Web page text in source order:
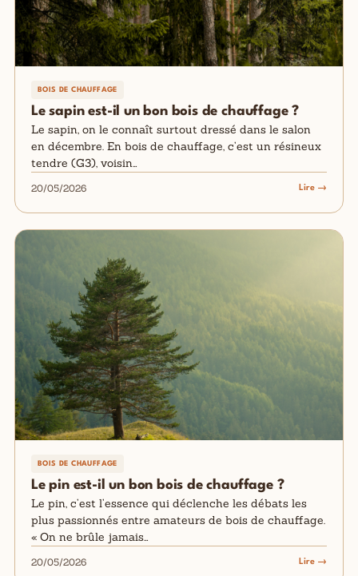
BOIS DE CHAUFFAGE
Le sapin est-il un bon bois de chauffage ?
Le sapin, on le connaît surtout dressé dans le salon
en décembre. En bois de chauffage, c’est un résineux
tendre (G3), voisin…
20/05/2026 Lire →
BOIS DE CHAUFFAGE
Le pin est-il un bon bois de chauffage ?
Le pin, c’est l’essence qui déclenche les débats les
plus passionnés entre amateurs de bois de chauffage.
« On ne brûle jamais…
20/05/2026 Lire →